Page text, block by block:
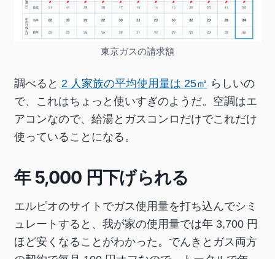
東京ガスの請求額
調べると 2 人家族の平均使用量は 25㎥ らしいの
で、これはちょっと使いすぎのようだ。空調はエ
アコンなので、給湯とガスコンロだけでこれだけ
使っていることになる。
年 5,000 円下げられる
エルピオのサイトでガス使用量を打ち込んでシミ
ュレートすると、我が家の使用量では年 3,700 円
ほど安くなることがわかった。でんきとガス両方